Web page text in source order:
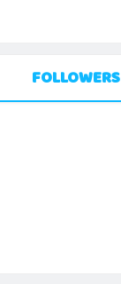
FOLLOWERS